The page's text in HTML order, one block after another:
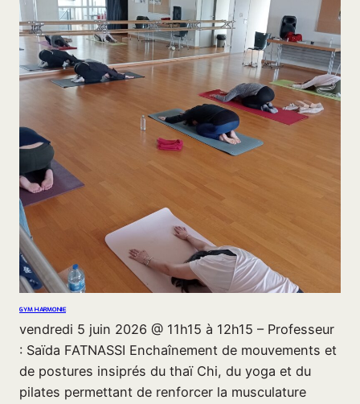
GYM HARMONIE
vendredi 5 juin 2026 @ 11h15 à 12h15 – Professeur
: Saïda FATNASSI Enchaînement de mouvements et
de postures insiprés du thaï Chi, du yoga et du
pilates permettant de renforcer la musculature